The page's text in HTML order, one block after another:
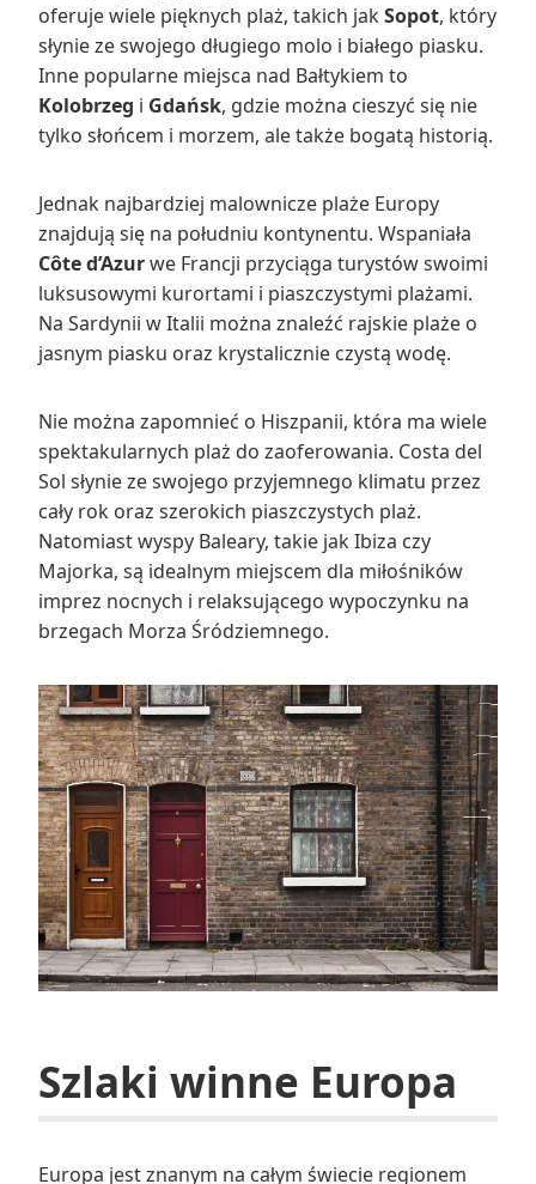
oferuje wiele pięknych plaż, takich jakSopot, który
słynie ze swojego długiego molo i białego piasku.
Inne popularne miejsca nad Bałtykiem to
Kolobrzeg i Gdańsk, gdzie można cieszyć się nie
tylko słońcem i morzem, ale także bogatą historią.
Jednak najbardziej malownicze plaże Europy
znajdują się na południu kontynentu. Wspaniała
Côte d’Azurwe Francji przyciąga turystów swoimi
luksusowymi kurortami i piaszczystymi plażami.
Na Sardynii w Italii można znaleźć rajskie plaże o
jasnym piasku oraz krystalicznie czystą wodę.
Nie można zapomnieć o Hiszpanii, która ma wiele
spektakularnych plaż do zaoferowania. Costa del
Sol słynie ze swojego przyjemnego klimatu przez
cały rok oraz szerokich piaszczystych plaż.
Natomiast wyspy Baleary, takie jak Ibiza czy
Majorka, są idealnym miejscem dla miłośników
imprez nocnych i relaksującego wypoczynku na
brzegach Morza Śródziemnego.
Szlaki winne Europa
Europa jest znanym na całym świecie regionem